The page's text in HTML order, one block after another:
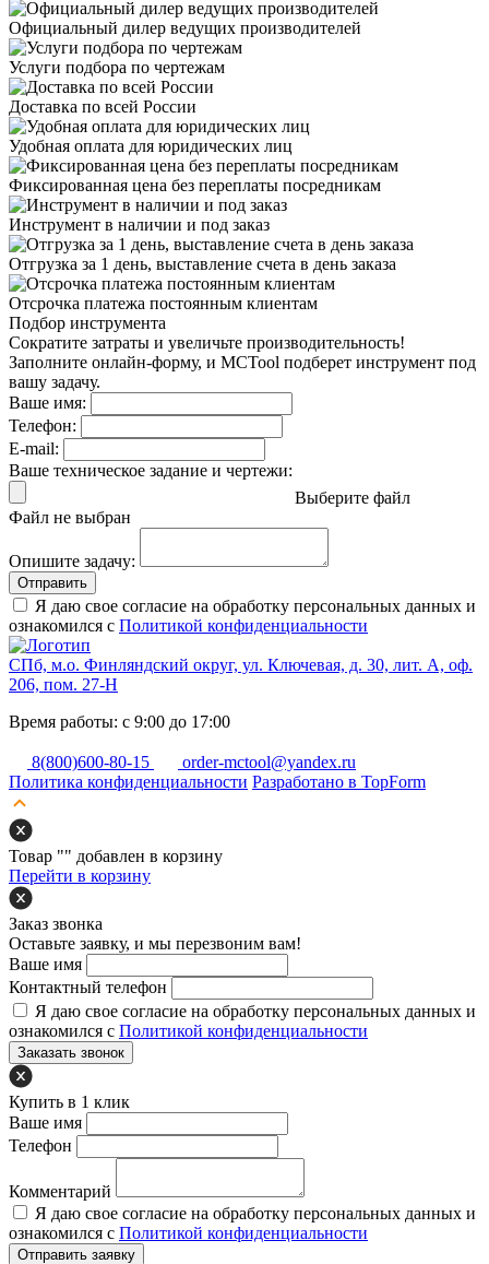
Официальный дилер ведущих производителей
Услуги подбора по чертежам
Доставка по всей России
Удобная оплата для юридических лиц
Фиксированная цена без переплаты посредникам
Инструмент в наличии и под заказ
Отгрузка за 1 день, выставление счета в день заказа
Отсрочка платежа постоянным клиентам
Подбор инструмента
Сократите затраты и увеличьте производительность!
Заполните онлайн-форму, и MCTool подберет инструмент под
вашу задачу.
Ваше имя:
Телефон:
E-mail:
Ваше техническое задание и чертежи:
Выберите файл
Файл не выбран
Опишите задачу:
Отправить
Я даю свое согласие на обработку персональных данных и
ознакомился с Политикой конфиденциальности
СПб, м.о. Финляндский округ, ул. Ключевая, д. 30, лит. А, оф.
206, пом. 27-Н
Время работы: с 9:00 до 17:00
8(800)600-80-15
order-mctool@yandex.ru
Политика конфиденциальности Разработано в TopForm
Товар "" добавлен в корзину
Перейти в корзину
Заказ звонка
Оставьте заявку, и мы перезвоним вам!
Ваше имя
Контактный телефон
Я даю свое согласие на обработку персональных данных и
ознакомился с Политикой конфиденциальности
Заказать звонок
Купить в 1 клик
Ваше имя
Телефон
Комментарий
Я даю свое согласие на обработку персональных данных и
ознакомился с Политикой конфиденциальности
Отправить заявку